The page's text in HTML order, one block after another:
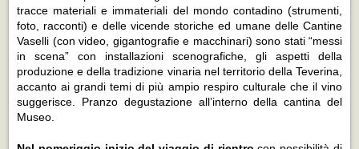
tracce materiali e immateriali del mondo contadino (strumenti,
foto, racconti) e delle vicende storiche ed umane delle Cantine
Vaselli (con video, gigantografie e macchinari) sono stati “messi
in scena” con installazioni scenografiche, gli aspetti della
produzione e della tradizione vinaria nel territorio della Teverina,
accanto ai grandi temi di più ampio respiro culturale che il vino
suggerisce. Pranzo degustazione all’interno della cantina del
Museo.